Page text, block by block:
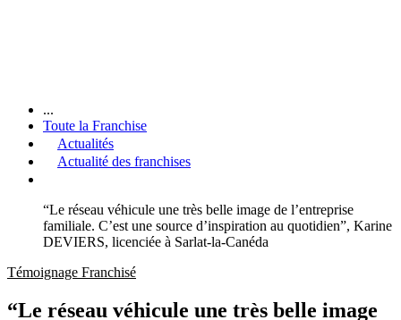
...
Toute la Franchise
Actualités
Actualité des franchises
“Le réseau véhicule une très belle image de l’entreprise
familiale. C’est une source d’inspiration au quotidien”, Karine
DEVIERS, licenciée à Sarlat-la-Canéda
Témoignage Franchisé
“Le réseau véhicule une très belle image